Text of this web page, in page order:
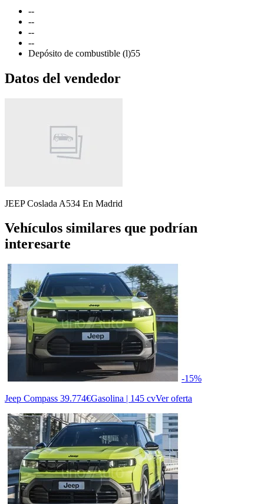
--
--
--
--
Depósito de combustible (l)55
Datos del vendedor
JEEP Coslada A534 En Madrid
Vehículos similares que podrían
interesarte
-15%
Jeep Compass 39.774€Gasolina | 145 cvVer oferta